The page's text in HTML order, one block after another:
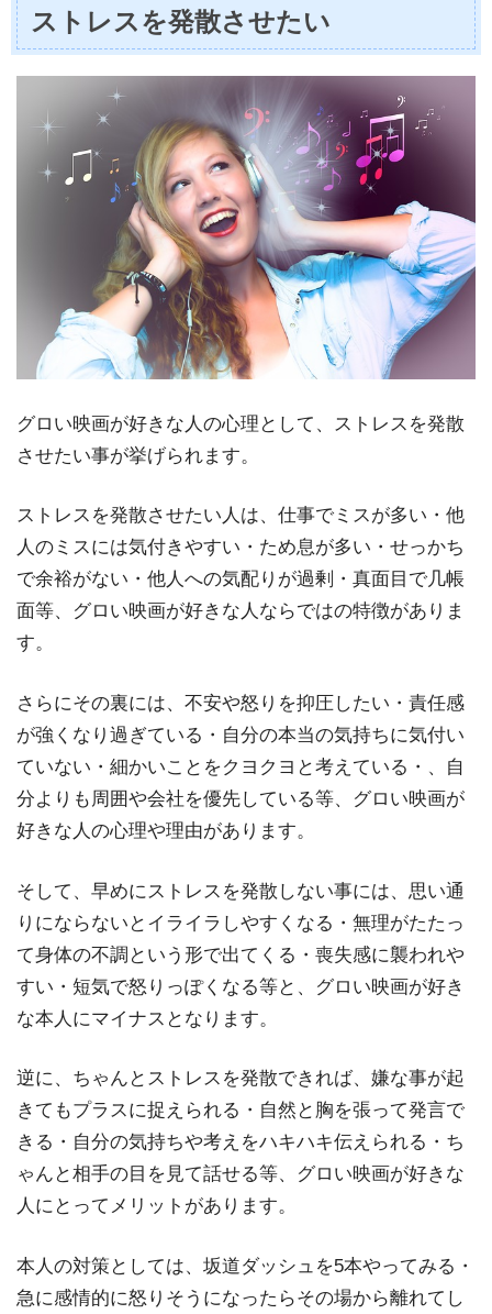
ストレスを発散させたい
グロい映画が好きな人の心理として、ストレスを発散
させたい事が挙げられます。
ストレスを発散させたい人は、仕事でミスが多い・他
人のミスには気付きやすい・ため息が多い・せっかち
で余裕がない・他人への気配りが過剰・真面目で几帳
面等、グロい映画が好きな人ならではの特徴がありま
す。
さらにその裏には、不安や怒りを抑圧したい・責任感
が強くなり過ぎている・自分の本当の気持ちに気付い
ていない・細かいことをクヨクヨと考えている・、自
分よりも周囲や会社を優先している等、グロい映画が
好きな人の心理や理由があります。
そして、早めにストレスを発散しない事には、思い通
りにならないとイライラしやすくなる・無理がたたっ
て身体の不調という形で出てくる・喪失感に襲われや
すい・短気で怒りっぽくなる等と、グロい映画が好き
な本人にマイナスとなります。
逆に、ちゃんとストレスを発散できれば、嫌な事が起
きてもプラスに捉えられる・自然と胸を張って発言で
きる・自分の気持ちや考えをハキハキ伝えられる・ち
ゃんと相手の目を見て話せる等、グロい映画が好きな
人にとってメリットがあります。
本人の対策としては、坂道ダッシュを5本やってみる・
急に感情的に怒りそうになったらその場から離れてし